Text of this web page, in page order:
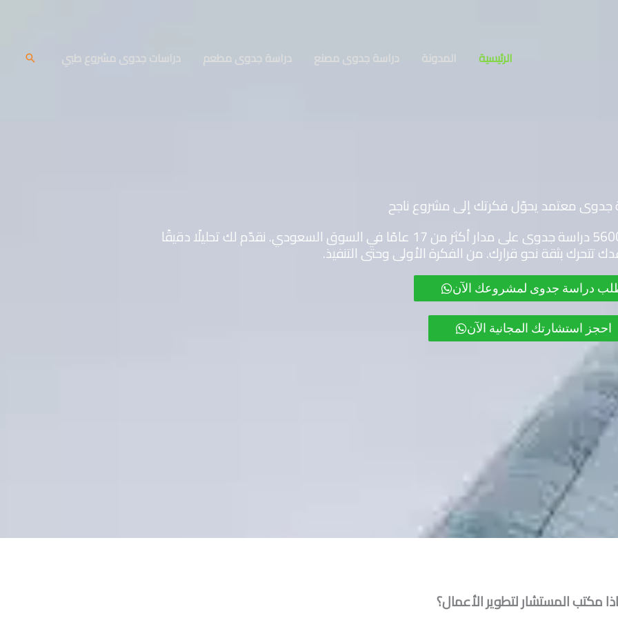
الرئيسية المدونة دراسة جدوى مصنع دراسة جدوى مطعم دراسات جدوى مشروع طبي البحث
معتمد يحوّل فكرتك إلى مشروع ناجح
نحن في مكتب المستشار لتطوير الأعمال أعددنا أكثر من 5600 دراسة جدوى على مدار أكثر من 17 عامًا في السوق السعودي. نقدّم لك تحليلًا دقيقًا
تتحرك بثقة نحو قرارك. من الفكرة الأولى وحتى التنفيذ.
دراسة جدوى لمشروعك الآن
احجز استشارتك المجانية الآن
مكتب المستشار لتطوير الأعمال؟